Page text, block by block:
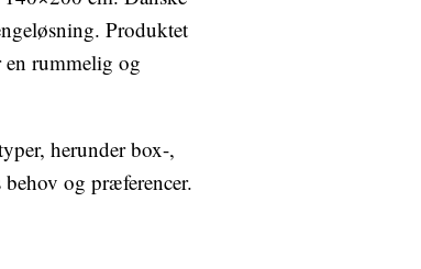
Produktet
en rummelig og
herunder box-,
og præferencer.